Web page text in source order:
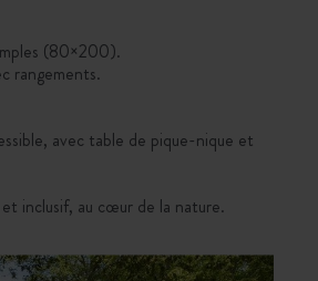
(80×200).
rangements.
avec table de pique-nique et
inclusif, au cœur de la nature.